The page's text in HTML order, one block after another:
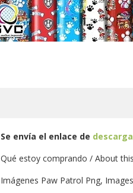
Se envía el enlace de
Qué estoy comprando / About
Imágenes Paw Patrol Png,